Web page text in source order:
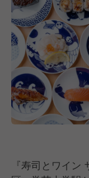
『寿司とワイ